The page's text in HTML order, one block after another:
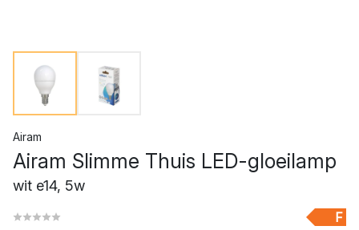
Airam
Airam Slimme Thuis LED-gloeilamp
wit e14, 5w
F